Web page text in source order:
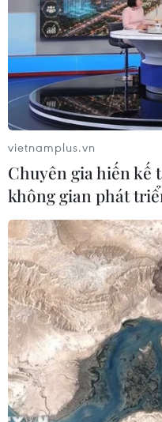
06/08/2026 08:09
Tạo xung lực mới để
trường bất động sản
vững
05/08/2026 09:21
Bộ Nông nghiệp và
xuất lùi hạn hoàn thiện
đất đai
05/08/2026 08:43
Bộ Dân tộc và Tôn
diện tích trụ sở vượt
04/08/2026 13:47
Kết luận thanh tra
vietnamplus.vn
Chuyên gia hiến kế
không gian phát